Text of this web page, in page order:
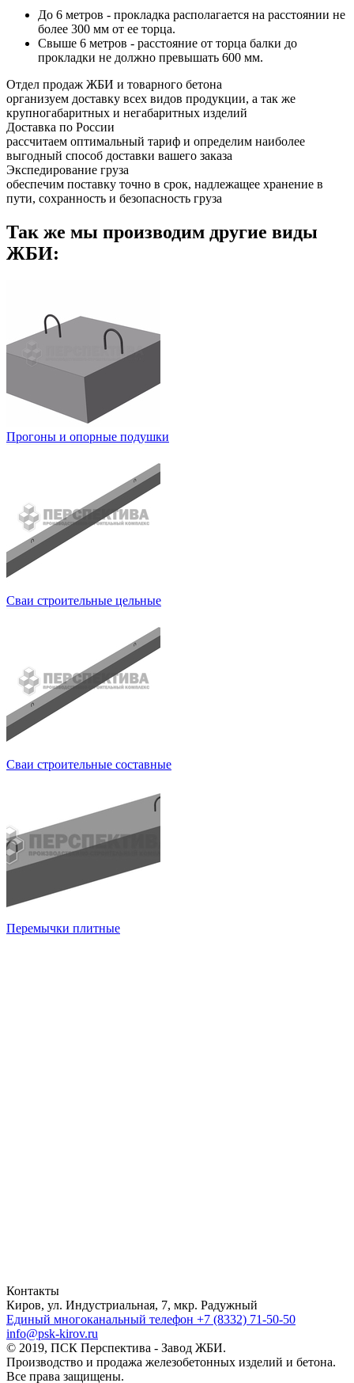
До 6 метров - прокладка располагается на расстоянии не
более 300 мм от ее торца.
Свыше 6 метров - расстояние от торца балки до
прокладки не должно превышать 600 мм.
Отдел продаж ЖБИ и товарного бетона
организуем доставку всех видов продукции, а так же
крупногабаритных и негабаритных изделий
Доставка по России
рассчитаем оптимальный тариф и определим наиболее
выгодный способ доставки вашего заказа
Экспедирование груза
обеспечим поставку точно в срок, надлежащее хранение в
пути, сохранность и безопасность груза
Так же мы производим другие виды
ЖБИ:
Прогоны и опорные подушки
Сваи строительные цельные
Сваи строительные составные
Перемычки плитные
Контакты
Киров, ул. Индустриальная, 7, мкр. Радужный
Единый многоканальный телефон +7 (8332) 71-50-50
info@psk-kirov.ru
© 2019, ПСК Перспектива - Завод ЖБИ.
Производство и продажа железобетонных изделий и бетона.
Все права защищены.